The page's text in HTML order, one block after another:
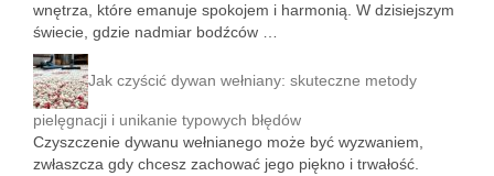
wnętrza, które emanuje spokojem i harmonią. W dzisiejszym
świecie, gdzie nadmiar bodźców …
Jak czyścić dywan wełniany: skuteczne metody
pielęgnacji i unikanie typowych błędów
Czyszczenie dywanu wełnianego może być wyzwaniem,
zwłaszcza gdy chcesz zachować jego piękno i trwałość.